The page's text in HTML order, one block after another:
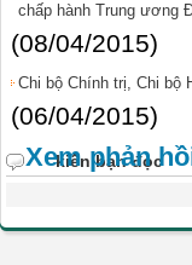
chấp hành Trung ương
(08/04/2015)
Chi bộ Chính trị, Chi bộ
(06/04/2015)
kiến bạn đọc
Xem phản